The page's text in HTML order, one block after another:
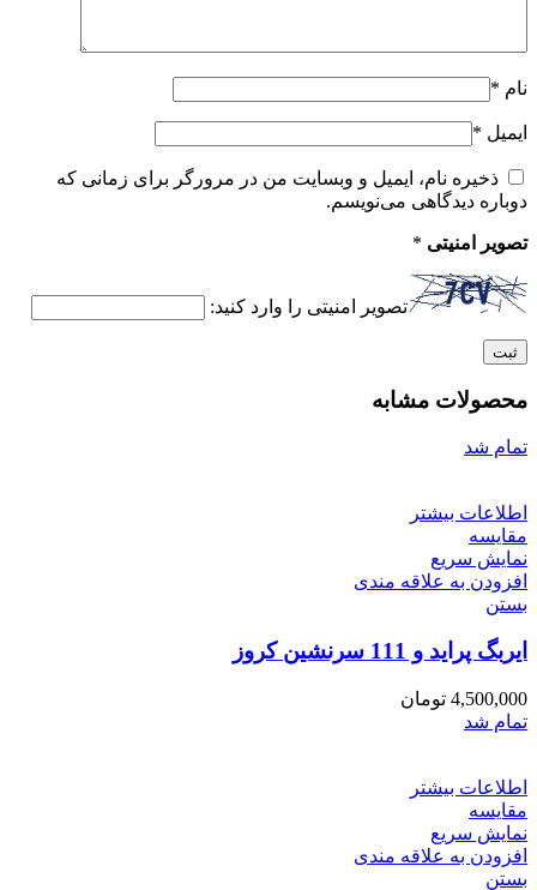
نام *
ایمیل *
ذخیره نام، ایمیل و وبسایت من در مرورگر برای زمانی که
دوباره دیدگاهی می‌نویسم.
تصویر امنیتی *
تصویر امنیتی را وارد کنید:
محصولات مشابه
تمام شد
اطلاعات بیشتر
مقایسه
نمایش سریع
افزودن به علاقه مندی
بستن
ایربگ پراید و 111 سرنشین کروز
4,500,000 تومان
تمام شد
اطلاعات بیشتر
مقایسه
نمایش سریع
افزودن به علاقه مندی
بستن